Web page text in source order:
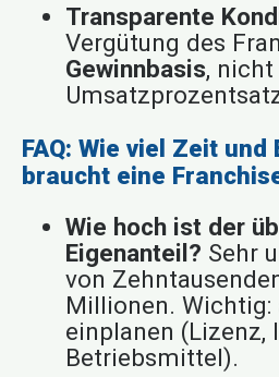
Transparente
Vergütung des
Gewinnbasis, nicht
FAQ: Wie viel Zeit
braucht eine
Wie hoch ist der
Eigenanteil? Sehr
von
Millionen. Wichtig:
einplanen (Lizenz,
Betriebsmittel).